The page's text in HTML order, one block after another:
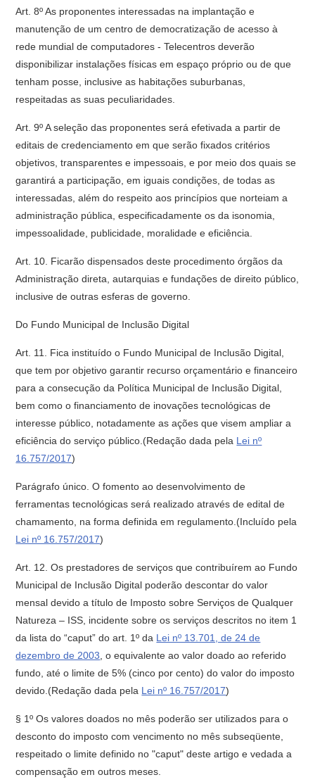
Art. 8º As proponentes interessadas na implantação e
manutenção de um centro de democratização de acesso à
rede mundial de computadores - Telecentros deverão
disponibilizar instalações físicas em espaço próprio ou de que
tenham posse, inclusive as habitações suburbanas,
respeitadas as suas peculiaridades.
Art. 9º A seleção das proponentes será efetivada a partir de
editais de credenciamento em que serão fixados critérios
objetivos, transparentes e impessoais, e por meio dos quais se
garantirá a participação, em iguais condições, de todas as
interessadas, além do respeito aos princípios que norteiam a
administração pública, especificadamente os da isonomia,
impessoalidade, publicidade, moralidade e eficiência.
Art. 10. Ficarão dispensados deste procedimento órgãos da
Administração direta, autarquias e fundações de direito público,
inclusive de outras esferas de governo.
Do Fundo Municipal de Inclusão Digital
Art. 11. Fica instituído o Fundo Municipal de Inclusão Digital,
que tem por objetivo garantir recurso orçamentário e financeiro
para a consecução da Política Municipal de Inclusão Digital,
bem como o financiamento de inovações tecnológicas de
interesse público, notadamente as ações que visem ampliar a
eficiência do serviço público.(Redação dada pela Lei nº
16.757/2017)
Parágrafo único. O fomento ao desenvolvimento de
ferramentas tecnológicas será realizado através de edital de
chamamento, na forma definida em regulamento.(Incluído pela
Lei nº 16.757/2017)
Art. 12. Os prestadores de serviços que contribuírem ao Fundo
Municipal de Inclusão Digital poderão descontar do valor
mensal devido a título de Imposto sobre Serviços de Qualquer
Natureza – ISS, incidente sobre os serviços descritos no item 1
da lista do “caput” do art. 1º da Lei nº 13.701, de 24 de
dezembro de 2003 , o equivalente ao valor doado ao referido
fundo, até o limite de 5% (cinco por cento) do valor do imposto
devido.(Redação dada pela Lei nº 16.757/2017)
§ 1º Os valores doados no mês poderão ser utilizados para o
desconto do imposto com vencimento no mês subseqüente,
respeitado o limite definido no "caput" deste artigo e vedada a
compensação em outros meses.